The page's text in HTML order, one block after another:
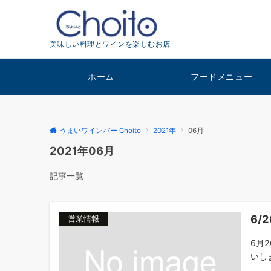
美味しい料理とワインを楽しむお店
ホーム フードメニュー
うまいワインバー Choito 2021年 06月
2021年06月
記事一覧
営業情報 6/
6月
いし